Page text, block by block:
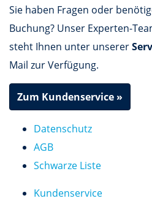
Sie haben Fragen oder
Buchung? Unser Experten-
steht Ihnen unter unserer
Mail zur Verfügung.
Zum Kundenservice »
Datenschutz
AGB
Schwarze Liste
Kundenservice